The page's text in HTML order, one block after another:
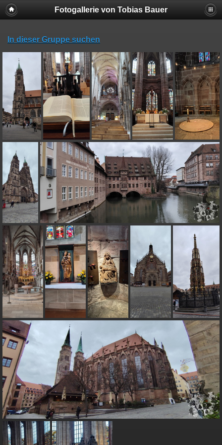
Fotogallerie von Tobias Bauer
In dieser Gruppe suchen